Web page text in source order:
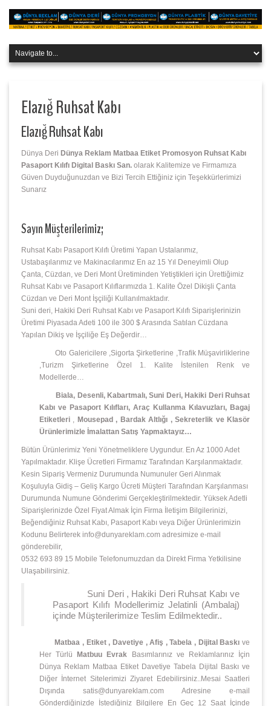
Elazığ Ruhsat Kabı
Elazığ Ruhsat Kabı
Dünya Deri Dünya Reklam Matbaa Etiket Promosyon Ruhsat Kabı
Pasaport Kılıfı Digital Baskı San. olarak Kalitemize ve Firmamıza
Güven Duyduğunuzdan ve Bizi Tercih Ettiğiniz için Teşekkürlerimizi
Sunarız
Sayın Müşterilerimiz;
Ruhsat Kabı Pasaport Kılıfı Üretimi Yapan Ustalarımız,
Ustabaşılarımız ve Makinacılarımız En az 15 Yıl Deneyimli Olup
Çanta, Cüzdan, ve Deri Mont Üretiminden Yetiştikleri için Ürettiğimiz
Ruhsat Kabı ve Pasaport Kılıflarımızda 1. Kalite Özel Dikişli Çanta
Cüzdan ve Deri Mont İşçiliği Kullanılmaktadır.
Suni deri, Hakiki Deri Ruhsat Kabı ve Pasaport Kılıfı Siparişlerinizin
Üretimi Piyasada Adeti 100 ile 300 $ Arasında Satılan Cüzdana
Yapılan Dikiş ve İşçiliğe Eş Değerdir…
Oto Galericilere ,Sigorta Şirketlerine ,Trafik Müşavirliklerine
,Turizm Şirketlerine Özel 1. Kalite İstenilen Renk ve
Modellerde…
Biala, Desenli, Kabartmalı, Suni Deri, Hakiki Deri Ruhsat
Kabı ve Pasaport Kılıfları, Araç Kullanma Kılavuzları, Bagaj
Etiketleri , Mousepad , Bardak Altlığı , Sekreterlik ve Klasör
Ürünlerimizle İmalattan Satış Yapmaktayız…
Bütün Ürünlerimiz Yeni Yönetmeliklere Uygundur. En Az 1000 Adet
Yapılmaktadır. Klişe Ücretleri Firmamız Tarafından Karşılanmaktadır.
Kesin Sipariş Vermeniz Durumunda Numunuler Geri Alınmak
Koşuluyla Gidiş – Geliş Kargo Ücreti Müşteri Tarafından Karşılanması
Durumunda Numune Gönderimi Gerçekleştirilmektedir. Yüksek Adetli
Siparişlerinizde Özel Fiyat Almak İçin Firma İletişim Bilgilerinizi,
Beğendiğiniz Ruhsat Kabı, Pasaport Kabı veya Diğer Ürünlerimizin
Kodunu Belirterek info@dunyareklam.com adresimize e-mail
gönderebilir,
0532 693 89 15 Mobile Telefonumuzdan da Direkt Firma Yetkilisine
Ulaşabilirsiniz.
Suni Deri , Hakiki Deri Ruhsat Kabı ve
Pasaport Kılıfı Modellerimiz Jelatinli (Ambalaj)
içinde Müşterilerimize Teslim Edilmektedir..
Matbaa , Etiket , Davetiye , Afiş , Tabela , Dijital Baskı ve
Her Türlü
Matbuu Evrak Basımlarınız ve Reklamlarınız İçin
Dünya Reklam Matbaa Etiket Davetiye Tabela Dijital Baskı ve
Diğer İnternet Sitelerimizi Ziyaret Edebilirsiniz..Mesai Saatleri
Dışında satis@dunyareklam.com Adresine e-mail
Gönderdiğinizde İstediğiniz Bilgilere En Geç 12 Saat İçinde